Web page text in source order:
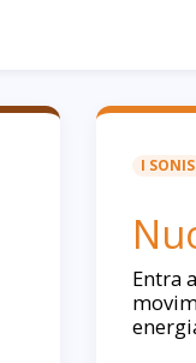
I
Entra